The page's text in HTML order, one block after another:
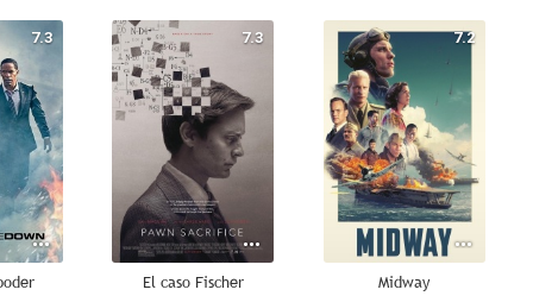
7.3 7.3
El caso Fischer
7.2
Midway